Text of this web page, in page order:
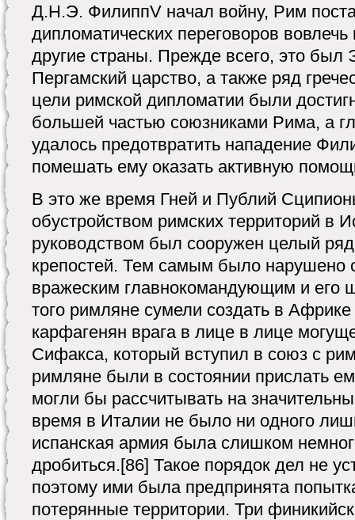
Д.Н.Э. ФилиппV начал войну, Рим
дипломатических переговоров
другие страны. Прежде всего, это был
Пергамский царство, а также ряд
цели римской дипломатии были
большей частью союзниками Рима, а
удалось предотвратить нападение
помешать ему оказать активную
В это же время Гней и Публий
обустройством римских территорий в
руководством был сооружен целый
крепостей. Тем самым было нарушено
вражеским главнокомандующим и его
того римляне сумели создать в
карфагенян врага в лице в лице
Сифакса, который вступил в союз с
римляне были в состоянии прислать
могли бы рассчитывать на
время в Италии не было ни одного
испанская армия была слишком
дробиться.[86] Такое порядок дел не
поэтому ими была предпринята
потерянные территории. Три